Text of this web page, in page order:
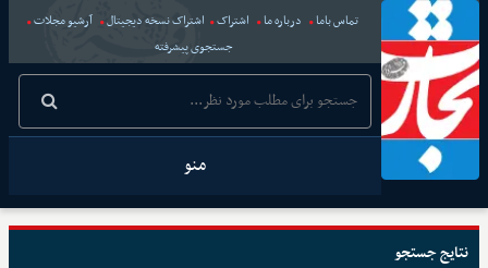
تماس باما درباره ما اشتراک اشتراک نسخه دیجیتال
آرشیو مجلات
جستجوی پیشرفته
منو
نتایج جستجو